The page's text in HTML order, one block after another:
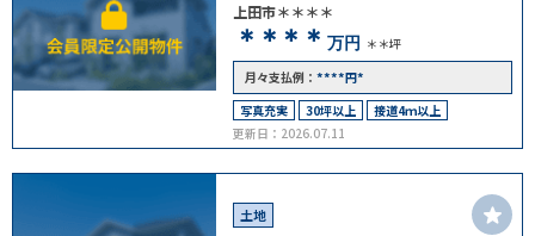
上田市＊＊＊＊
＊＊＊＊ 万円 ＊＊坪
月々支払例：****円*
写真充実 30坪以上
接道4ｍ以上
更新日：2026.07.11
土地